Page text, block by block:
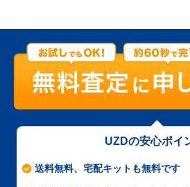
UZDの安心ポイ
送料無料、宅配キットも無料です